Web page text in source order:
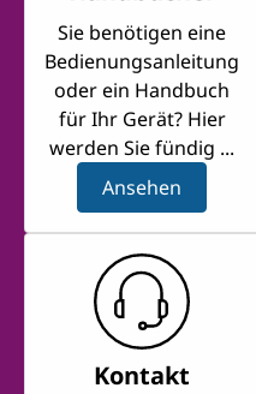
Sie benötigen eine
Bedienungsanleitung
oder ein Handbuch
für Ihr Gerät? Hier
werden Sie fündig ...
Ansehen
Kontakt